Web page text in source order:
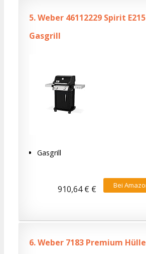
5.Weber 46112229 Spirit E215
Gasgrill
Gasgrill
Bei
910,64 € €
6.Weber 7183 Premium